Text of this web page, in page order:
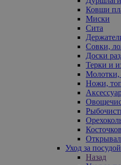
Ковши
Миски
Сита
Совки,
Доски
Терки и
Молотки,
Ножи,
Уход за посудой
Назад